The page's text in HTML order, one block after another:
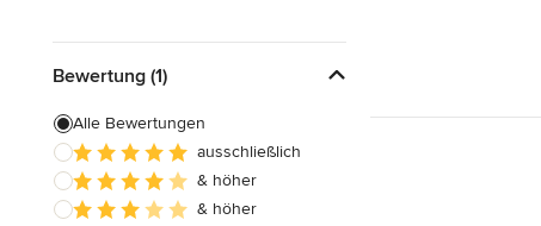
Garagenbau
Nachhaltiges Bauen
Hausanbau
Hauserweiterungen
Bewertung (1)
Alle Bewertungen
ausschließlich
& höher
& höher